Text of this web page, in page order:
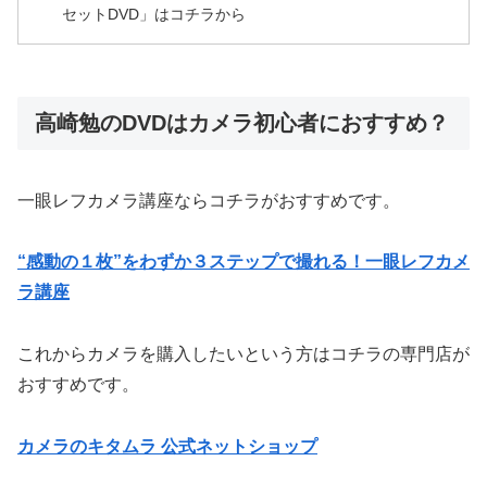
セットDVD」はコチラから
高崎勉のDVDはカメラ初心者におすすめ？
一眼レフカメラ講座ならコチラがおすすめです。
“感動の１枚”をわずか３ステップで撮れる！一眼レフカメ
ラ講座
これからカメラを購入したいという方はコチラの専門店が
おすすめです。
カメラのキタムラ 公式ネットショップ